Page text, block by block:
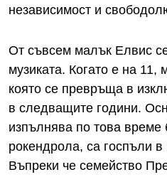
независимост и
От съвсем малък Елвис
музиката. Когато е на 11,
която се превръща в
в следващите години.
изпълнява по това
рокендрола, са госпъли в
Въпреки че семейство